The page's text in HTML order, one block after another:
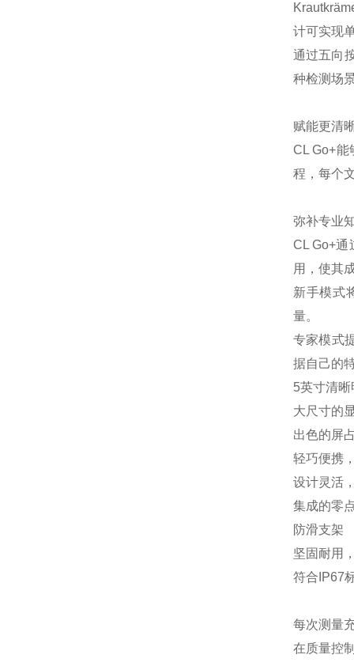
计可实现
通过五向
种检测场
赋能更清
CL Go+
程，每个
弥补专业
CL Go+通
用，使其
新手模式
量。
专家模式
据自己的
5英寸清
大尺寸的
出色的屏
轻巧便携
设计灵活
集成的零
防滑支架
坚固耐用
符合IP67
每次测量
在质量控